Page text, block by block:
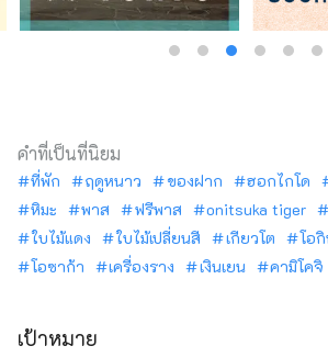
คำที่เป็นที่นิยม
ที่พัก ฤดูหนาว ของฝาก ฮอกไกโด
หิมะ
พาส ฟรีพาส onitsuka tiger
ใบไม้แดง
ใบไม้เปลี่ยนสี เกียวโต โอ
โอซาก้า
เครื่องราง เงินเยน คามิโคจิ
เป้าหมาย